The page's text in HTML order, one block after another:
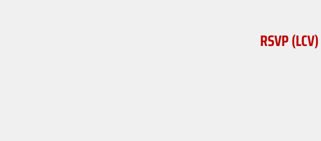
RSVP (LCV)